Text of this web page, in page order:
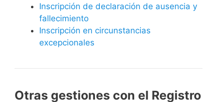
Inscripción de declaración de ausencia y
fallecimiento
Inscripción en circunstancias
excepcionales
Otras gestiones con el Registro